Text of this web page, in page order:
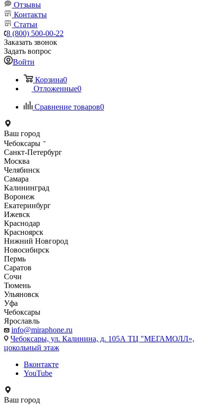
Отзывы
Контакты
Статьи
8 (800) 500-00-22
Заказать звонок
Задать вопрос
Войти
Корзина0
Отложенные0
Сравнение товаров0
Ваш город
Чебоксары
Санкт-Петербург
Москва
Челябинск
Самара
Калининград
Воронеж
Екатеринбург
Ижевск
Краснодар
Красноярск
Нижний Новгород
Новосибирск
Пермь
Саратов
Сочи
Тюмень
Ульяновск
Уфа
Чебоксары
Ярославль
info@miraphone.ru
Чебоксары, ул. Калинина, д. 105А ТЦ "МЕГАМОЛЛ»,
цокольный этаж
Вконтакте
YouTube
Ваш город